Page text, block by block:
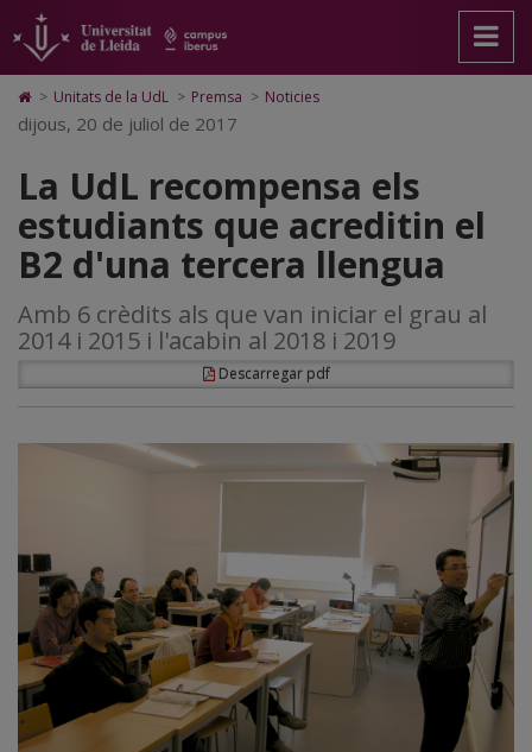
La
UdL
recompensa
els
estudiants
que
acreditin
el
B2
tercera
llengua
pàgina
principal.
Universitat
Lleida
contingut
principal
Mapa
Web.
Universitat
Cerca
Accessibilitat.
Universitat
Lleida
Icono
de
Home
a
la
página
de
inicio
> Unitats de la UdL > Premsa > Noticies
dijous, 20 de juliol de 2017
La UdL recompensa els
estudiants que acreditin el
B2 d'una tercera llengua
Amb 6 crèdits als que van iniciar el grau al
2014 i 2015 i l'acabin al 2018 i 2019
Descarregar pdf